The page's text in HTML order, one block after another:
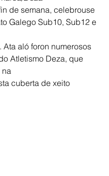
de semana, celebrouse
Galego Sub10, Sub12 e
Ata aló foron numerosos
Atletismo Deza, que
na
cuberta de xeito